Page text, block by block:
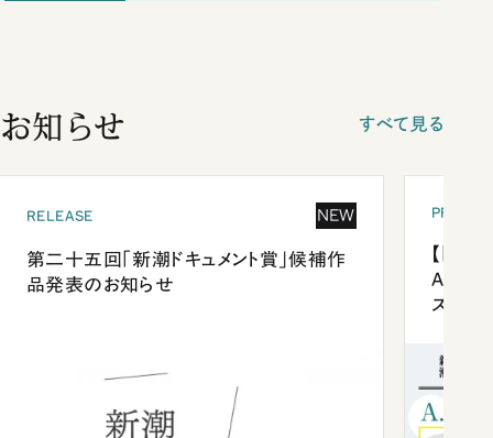
お知らせ すべて見る
RELEASE NEW
第二十五回「新潮ドキュメント賞」候補作
品発表のお知らせ
【「新
ズプレ